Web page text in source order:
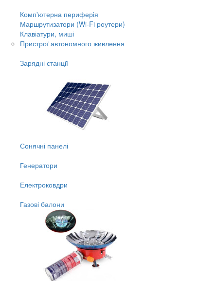
Комп'ютерна периферія
Маршрутизатори (Wi-Fi роутери)
Клавіатури, миші
Пристрої автономного живлення
Зарядні станції
Сонячні панелі
Генератори
Електроковдри
Газові балони